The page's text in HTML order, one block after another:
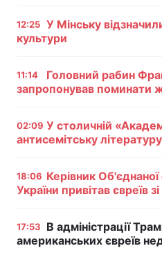
12:25 У Мінську
культури
11:14
Головний рабин
запропонував поминати
02:09 У столичній
антисемітську
18:06 Керівник
України привітав євреїв
17:53
В адміністрації
американських євреїв